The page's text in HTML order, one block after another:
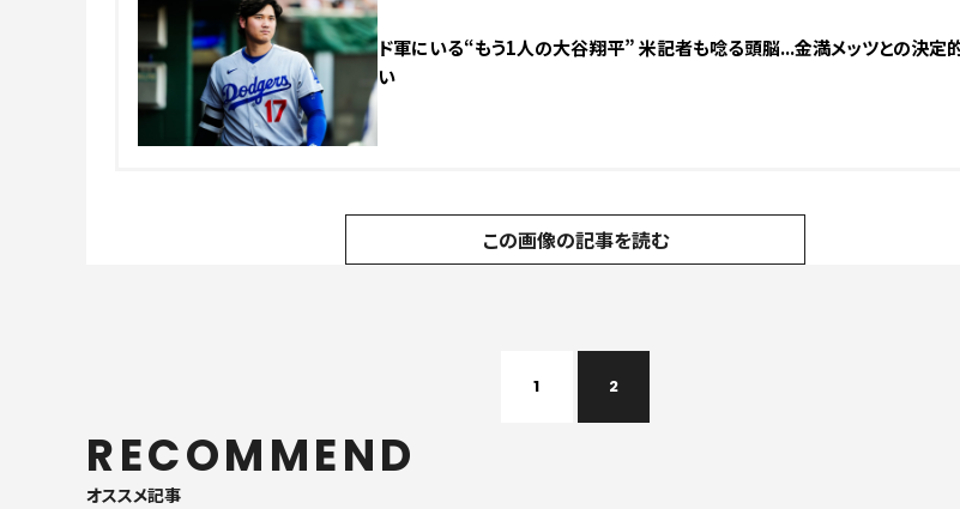
ド軍にいる“もう1人の大谷翔平” 米記者も唸る頭脳...金満メッツとの決定
い
この画像の記事を読む
1 2
RECOMMEND
オススメ記事